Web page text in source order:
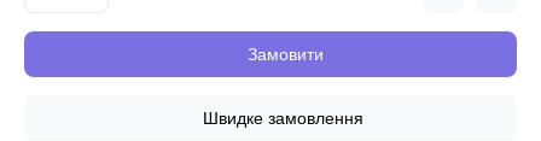
Замовити
Швидке замовлення